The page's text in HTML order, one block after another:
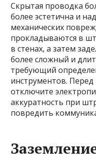
Скрытая проводка
более эстетична и
механических
прокладываются в
в стенах, а затем
более сложный и
требующий
инструментов.
отключите
аккуратность при
повредить